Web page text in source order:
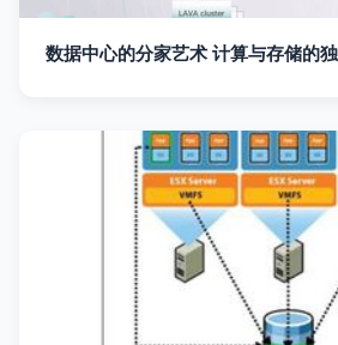
数据中心的分家艺术 计算与存储的